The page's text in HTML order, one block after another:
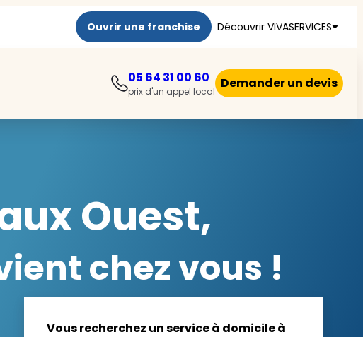
Ouvrir une franchise Découvrir VIVASERVICES
05 64 31 00 60
prix d'un appel local
Demander un devis
Ouest,
chez vous !
Vous recherchez un service à domicile à